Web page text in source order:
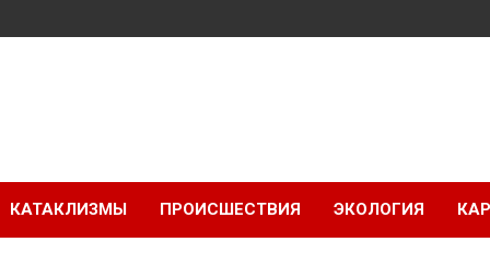
КАТАКЛИЗМЫ ПРОИСШЕСТВИЯ ЭКОЛОГИЯ